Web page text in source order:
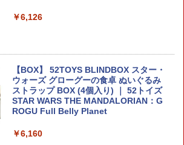
BANDAI SPIRITS ENTRY GRADE 1/144
RX-93ff νガ ン ダ ム 機動戦士ガ ン ダ ム
逆襲のシャア
￥2,998
￥6,126
【BOX】 52TOYS BLINDBOX スター・
ウォーズ グローグーの食卓 ぬいぐるみ
ストラップ BOX (4個入り) ｜ 52トイズ
STAR WARS THE MANDALORIAN：G
ROGU Full Belly Planet
￥6,160